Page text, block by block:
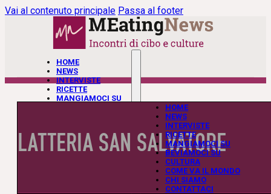
Vai al contenuto principale Passa al footer
HOME
NEWS
INTERVISTE
RICETTE
MANGIAMOCI SU
CHI SIAMO
CONTATTACI
HOME
NEWS
INTERVISTE
RICETTE
MANGIAMOCI SU
BEVIAMOCI SU
CULTURA
COME VA IL MONDO
CHI SIAMO
CONTATTACI
LATTERIA SAN SALVATORE